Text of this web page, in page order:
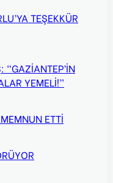
TEŞEKKÜR
“GAZİANTEP’İN
YEMELİ!”
ETTİ